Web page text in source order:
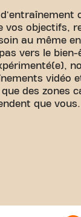
d'entraînement
vos objectifs,
au même
vers le
vidéo
des zones
que vous.